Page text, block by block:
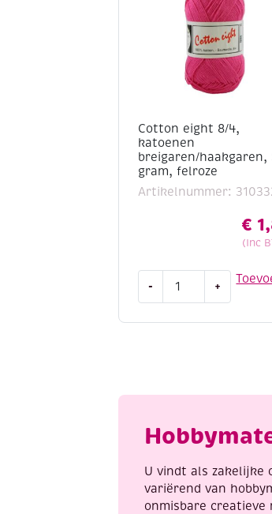
Cotton eight 8/4,
katoenen
breigaren/haakgaren,
gram, felroze
Artikelnummer:
€
(Inc
-
felroze
+
U vindt als zakelijke
variërend van
onmisbare